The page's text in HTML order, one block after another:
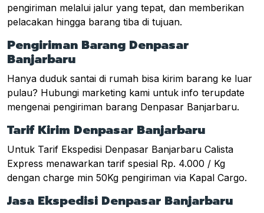
pengiriman melalui jalur yang tepat, dan memberikan
pelacakan hingga barang tiba di tujuan.
Pengiriman Barang Denpasar
Banjarbaru
Hanya duduk santai di rumah bisa kirim barang ke luar
pulau? Hubungi marketing kami untuk info terupdate
mengenai pengiriman barang Denpasar Banjarbaru.
Tarif Kirim Denpasar Banjarbaru
Untuk Tarif Ekspedisi Denpasar Banjarbaru Calista
Express menawarkan tarif spesial Rp. 4.000 / Kg
dengan charge min 50Kg pengiriman via Kapal Cargo.
Jasa Ekspedisi Denpasar Banjarbaru